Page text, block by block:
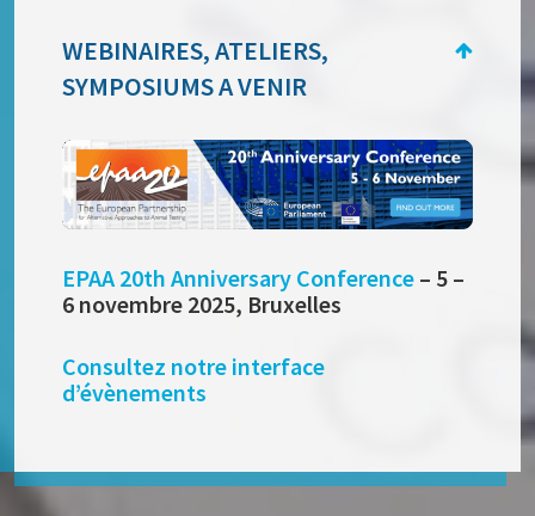
WEBINAIRES, ATELIERS,
SYMPOSIUMS A VENIR
EPAA 20th Anniversary Conference – 5 –
6 novembre 2025, Bruxelles
Consultez notre interface
d’évènements